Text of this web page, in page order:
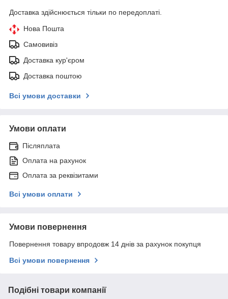
Доставка здійснюється тільки по передоплаті.
Нова Пошта
Самовивіз
Доставка кур'єром
Доставка поштою
Всі умови доставки
Умови оплати
Післяплата
Оплата на рахунок
Оплата за реквізитами
Всі умови оплати
Умови повернення
Повернення товару впродовж 14 днів за рахунок покупця
Всі умови повернення
Подібні товари компанії